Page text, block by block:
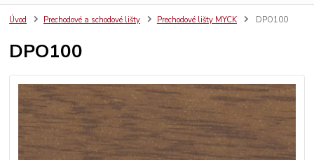
Úvod Prechodové a schodové lišty Prechodové lišty MYCK DPO100
DPO100